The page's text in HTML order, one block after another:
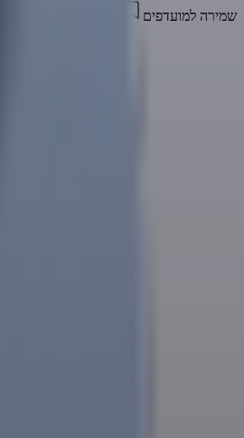
שמירה למועדפים